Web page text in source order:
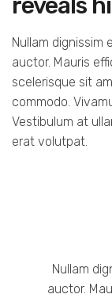
Nullam dignissim
auctor. Mauris
scelerisque sit
commodo.
Vestibulum at
erat volutpat.
Nullam
auctor.